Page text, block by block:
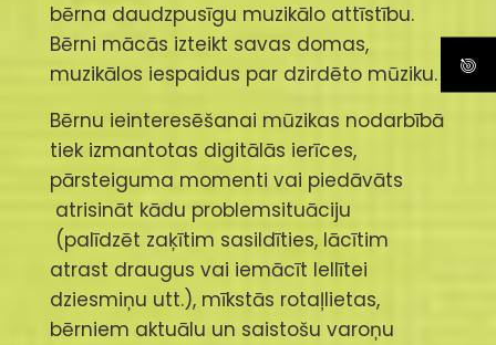
bērna daudzpusīgu muzikālo attīstību.
Bērni mācās izteikt savas domas,
muzikālos iespaidus par dzirdēto mūziku.
Bērnu ieinteresēšanai mūzikas nodarbībā
tiek izmantotas digitālās ierīces,
pārsteiguma momenti vai piedāvāts
atrisināt kādu problemsituāciju
(palīdzēt zaķītim sasildīties, lācītim
atrast draugus vai iemācīt lellītei
dziesmiņu utt.), mīkstās rotaļlietas,
bērniem aktuālu un saistošu varoņu